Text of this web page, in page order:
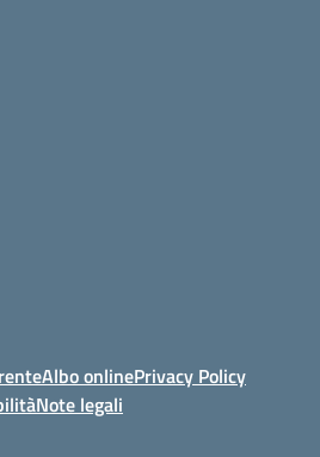
Albo onlinePrivacy Policy
Note legali